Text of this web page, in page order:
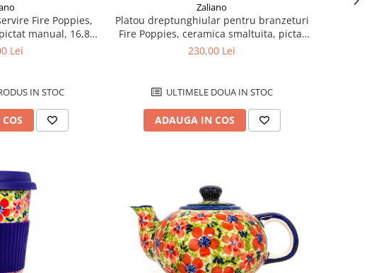
Fire Poppies,
manual, 16,8 x
cm
Lei
IN STOC
Zaliano
Platou dreptunghiular pentru branzeturi
Fire Poppies, ceramica smaltuita, pictat
manual, 14,3 x 28,5 cm
230,00 Lei
ULTIMELE DOUA IN STOC
ADAUGA IN COS